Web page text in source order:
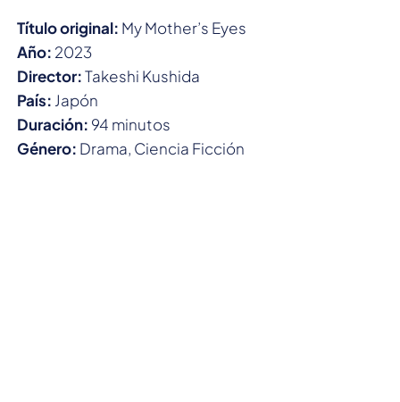
Título original: My Mother’s Eyes
Año: 2023
Director:Takeshi Kushida
País: Japón
Duración: 94 minutos
Género: Drama, Ciencia Ficción